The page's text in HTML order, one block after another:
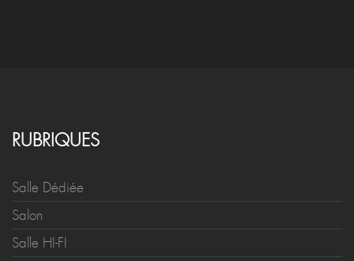
RUBRIQUES
Salle Dédiée
Salon
Salle HI-FI